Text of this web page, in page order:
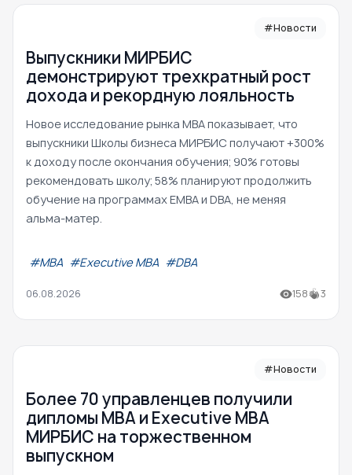
#Новости
Выпускники МИРБИС
демонстрируют трехкратный рост
дохода и рекордную лояльность
Новое исследование рынка MBA показывает, что
выпускники Школы бизнеса МИРБИС получают +300%
к доходу после окончания обучения; 90% готовы
рекомендовать школу; 58% планируют продолжить
обучение на программах EMBA и DBA, не меняя
альма-матер.
#МВА #Executive MBA #DBA
06.08.2026 158 3
#Новости
Более 70 управленцев получили
дипломы MBA и Executive MBA
МИРБИС на торжественном
выпускном